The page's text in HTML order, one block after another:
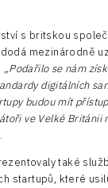
s britskou
mezinárodně
„Podařilo se nám
digitálních
budou mít
ve Velké Británii
také
startupů, které